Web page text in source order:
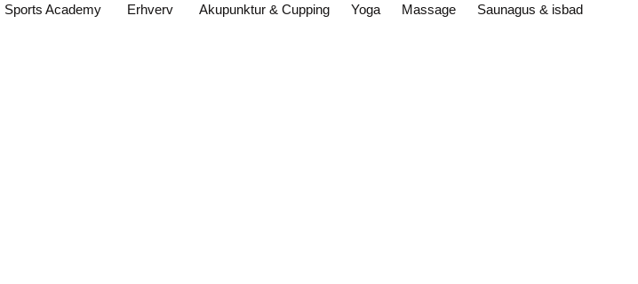
Sports Academy Erhverv Akupunktur & Cupping Yoga Massage Saunagus & isbad